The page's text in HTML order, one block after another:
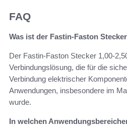
FAQ
Was ist der Fastin-Faston Stecker
Der Fastin-Faston Stecker 1,00-
Verbindungslösung, die für die
Verbindung elektrischer
Anwendungen, insbesondere im
wurde.
In welchen